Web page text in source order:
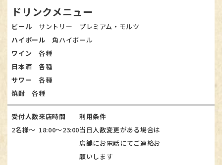
ドリンクメニュー
ビール サントリー プレミアム・モルツ​​​​​​​
ハイボール 角ハイボール​​​​​​​
ワイン 各種​​​​​​​
日本酒 各種​​​​​​​
サワー 各種
焼酎各種
受付人数
2名様～
来店時間
18:00～23:00
利用条件
当日人数変更がある場合は
店舗にお電話にてご連絡お
願いします